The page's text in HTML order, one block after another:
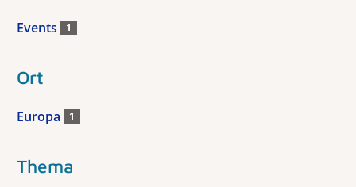
Events 1
Ort
Europa 1
Thema